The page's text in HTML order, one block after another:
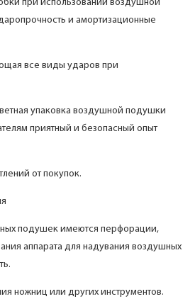
при использовании воздушной
и амортизационные
все виды ударов при
упаковка воздушной подушки
приятный и безопасный опыт
от покупок.
подушек имеются перфорации,
аппарата для надувания воздушных
ножниц или других инструментов.